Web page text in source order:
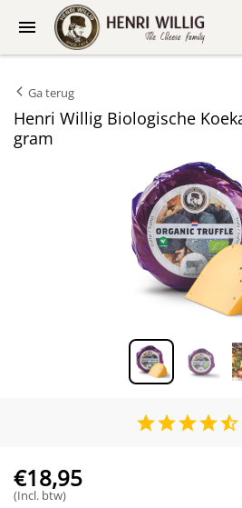
Ga terug
Henri Willig Biologische
gram
€18,95
(Incl. btw)